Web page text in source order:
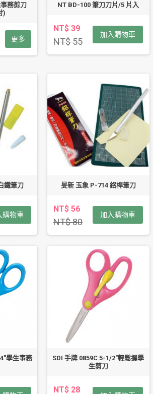
務剪刀
)
更多
NT BD-100 筆刀刀片/5 片入
NT$ 39
NT$ 55
加入購物車
鐵筆刀
購物車
旻新 玉象 P-714 鋁桿筆刀
NT$ 56
NT$ 80
加入購物車
學生事務
SDI 手牌 0859C 5-1/2"輕鬆握學
生剪刀
NT$ 28